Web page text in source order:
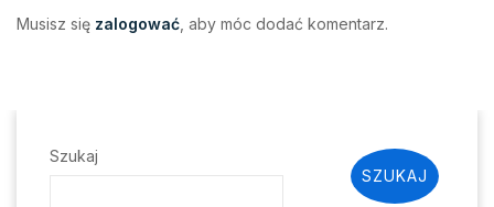
Musisz się zalogować , aby móc dodać komentarz.
Szukaj
SZUKAJ